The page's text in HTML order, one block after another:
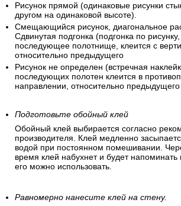
Рисунок прямой (одинаковые рисунки
другом на одинаковой высоте).
Смещающийся рисунок, диагональное
Сдвинутая подгонка (подгонка по рисунку,
последующее полотнище, клеится с
относительно предыдущего
Рисунок не определен (встречная
последующих полотен клеится в
направлении, относительно предыдущего
Подготовьте обойный клей
Обойный клей выбирается согласно
производителя. Клей медленно
водой при постоянном помешивании.
время клей набухнет и будет напоминать
его можно использовать.
Равномерно нанесите клей на стену.